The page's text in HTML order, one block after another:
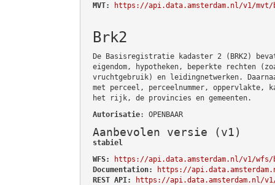
MVT:
https://api.data.amsterdam.nl/v1/mvt/
Brk2
De Basisregistratie kadaster 2 (BRK2)
eigendom, hypotheken, beperkte rechten
vruchtgebruik) en leidingnetwerken.
met perceel, perceelnummer, oppervlakte,
het rijk, de provincies en gemeenten.
Autorisatie: OPENBAAR
Aanbevolen versie (v1)
stabiel
WFS:
https://api.data.amsterdam.nl/v1/wfs/
Documentation:
https://
REST API:
https://api.data.amsterdam.nl/